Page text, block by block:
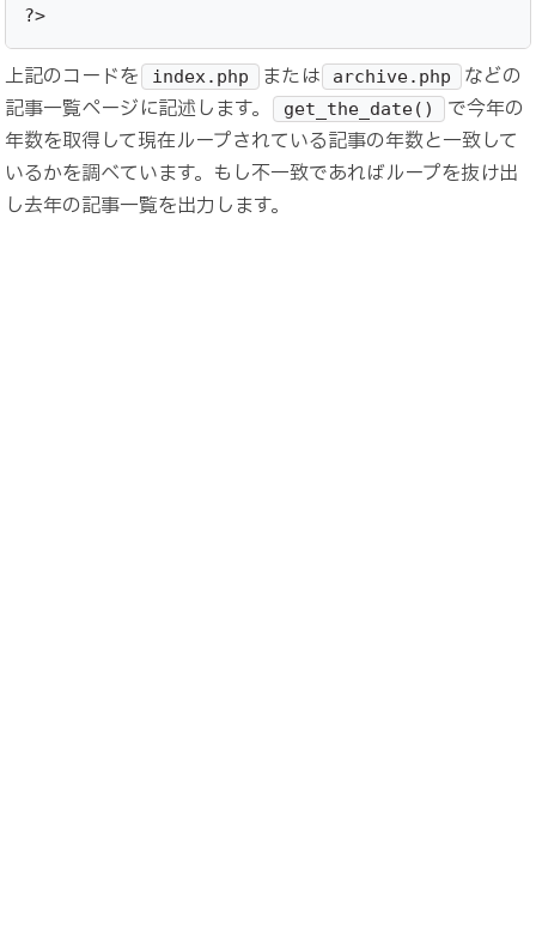
?>
上記のコードを index.php または archive.php
などの
記事一覧ページに記述します。
get_the_date()
で今年の
年数を取得して現在ループされている記事の年数と一致して
いるかを調べています。もし不一致であればループを抜け出
し去年の記事一覧を出力します。